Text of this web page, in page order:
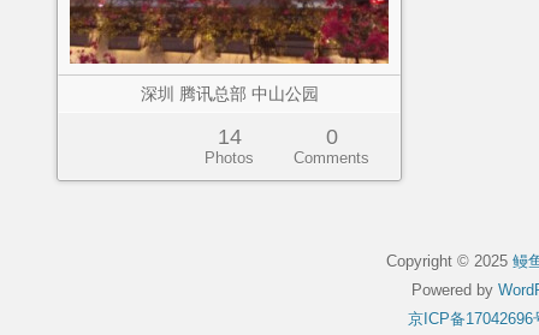
深圳 腾讯总部 中山公园
14
Photos
0
Comments
Copyright © 2025 鳗
Powered by
京ICP备17042696